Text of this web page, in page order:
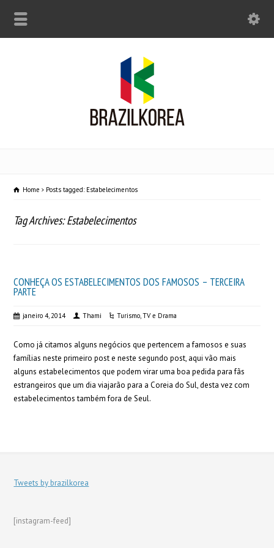
Home Posts tagged: Estabelecimentos
Tag Archives: Estabelecimentos
CONHEÇA OS ESTABELECIMENTOS DOS FAMOSOS – TERCEIRA
PARTE
janeiro 4, 2014 Thami Turismo,TV e Drama
Como já citamos alguns negócios que pertencem a famosos e suas
famílias neste primeiro post e neste segundo post, aqui vão mais
alguns estabelecimentos que podem virar uma boa pedida para fãs
estrangeiros que um dia viajarão para a Coreia do Sul, desta vez com
estabelecimentos também fora de Seul.
Tweets by brazilkorea
[instagram-feed]